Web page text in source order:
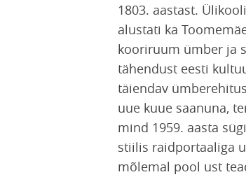
1803. aastast.
alustati ka
kooriruum ümber ja
tähendust eesti
täiendav
uue kuue saanuna,
mind 1959. aasta
stiilis raidportaaliga
mõlemal pool ust